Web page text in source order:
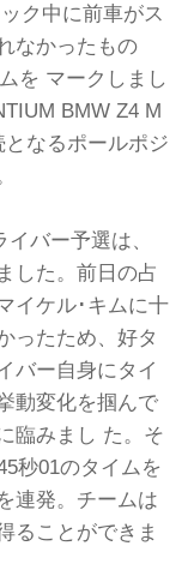
ク中に前車がス
なかったもの
を マークしまし
BMW Z4 M
なるポールポジ
バー予選は、
した。前日の占
イケル･キムに十
ったため、好タ
バー自身にタイ
動変化を掴んで
臨みまし た。そ
秒01のタイムを
連発。チームは
ることができま